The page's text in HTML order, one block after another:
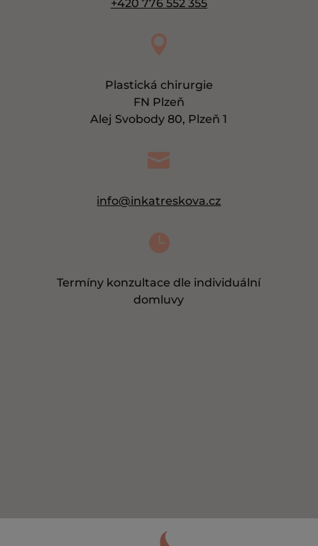
+420 776 552 355

Plastická chirurgie
FN Plzeň
Alej Svobody 80, Plzeň 1

info@inkatreskova.cz

Termíny konzultace dle individuální
domluvy